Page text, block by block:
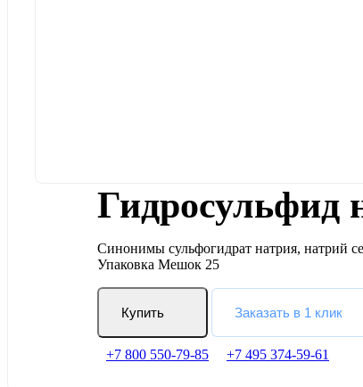
Гидросульфид
Синонимы сульфогидрат натрия, натрий
Упаковка Мешок 25
Купить Заказать в 1 клик
+7 800 550-79-85 +7 495 374-59-61